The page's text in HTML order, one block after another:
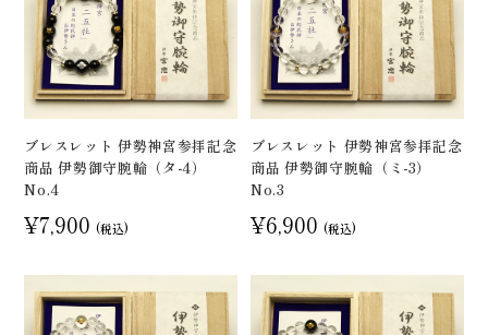
ブレスレット 伊勢神宮参拝記念
商品 伊勢御守腕輪（タ-4）
No.4
¥7,900 (税込)
ブレスレット 伊勢神宮参拝記念
商品 伊勢御守腕輪（ミ-3）
No.3
¥6,900 (税込)